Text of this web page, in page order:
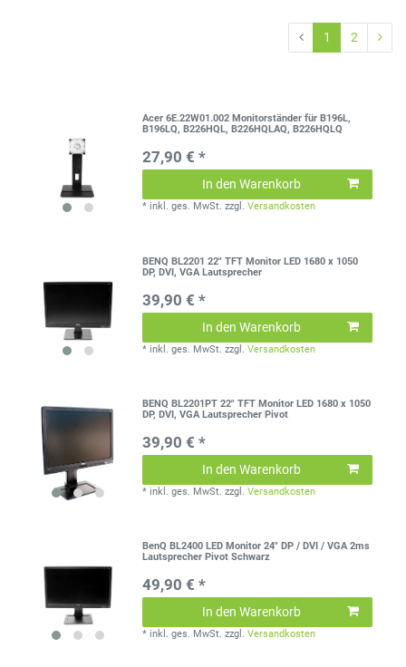
1 2
Acer 6E.22W01.002 Monitorständer für B196L,
B196LQ, B226HQL, B226HQLAQ, B226HQLQ
27,90 € *
In den Warenkorb
* inkl. ges. MwSt. zzgl.Versandkosten
BENQ BL2201 22" TFT Monitor LED 1680 x 1050
DP, DVI, VGA Lautsprecher
39,90 € *
In den Warenkorb
* inkl. ges. MwSt. zzgl.Versandkosten
BENQ BL2201PT 22" TFT Monitor LED 1680 x 1050
DP, DVI, VGA Lautsprecher Pivot
39,90 € *
In den Warenkorb
* inkl. ges. MwSt. zzgl.Versandkosten
BenQ BL2400 LED Monitor 24" DP / DVI / VGA 2ms
Lautsprecher Pivot Schwarz
49,90 € *
In den Warenkorb
* inkl. ges. MwSt. zzgl.Versandkosten